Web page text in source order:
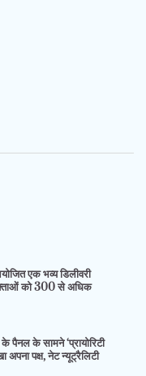
एक भव्य डिलीवरी
को 300 से अधिक
पैनल के सामने ‘प्रायोरिटी
अपना पक्ष, नेट न्यूट्रैलिटी